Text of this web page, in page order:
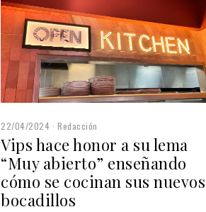
22/04/2024 Redacción
Vips hace honor a su lema
“Muy abierto” enseñando
cómo se cocinan sus nuevos
bocadillos